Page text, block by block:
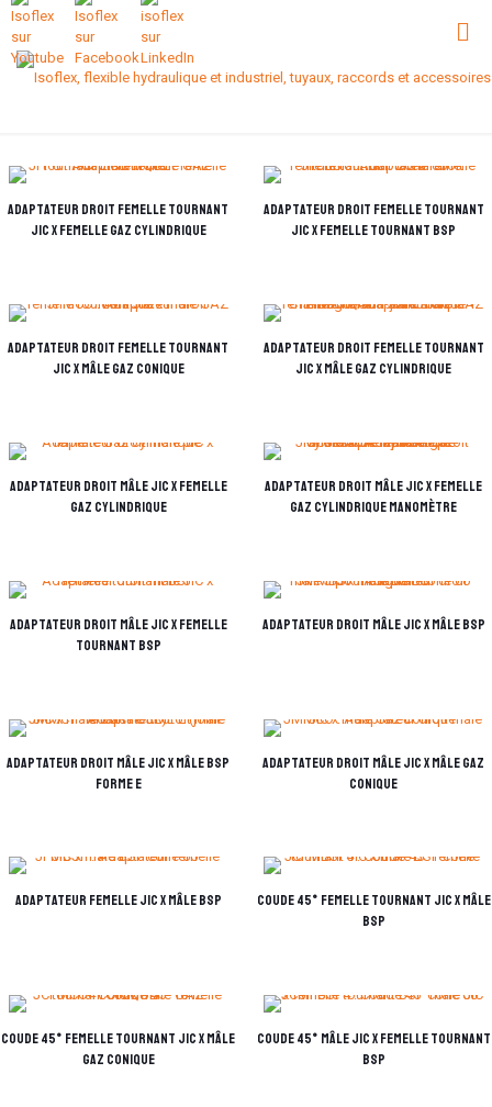
Adaptateur droit femelle tournant
JIC x femelle Gaz cylindrique
Adaptateur droit femelle tournant
JIC x femelle tournant BSP
Adaptateur droit femelle tournant
JIC x mâle GAZ Conique
Adaptateur droit femelle tournant
JIC x mâle Gaz cylindrique
Adaptateur droit mâle JIC x femelle
Gaz cylindrique
Adaptateur droit mâle JIC x femelle
Gaz cylindrique manomètre
Adaptateur droit mâle JIC x femelle
tournant BSP
Adaptateur droit mâle JIC x mâle BSP
Adaptateur droit mâle JIC x mâle BSP
forme E
Adaptateur droit mâle JIC x mâle Gaz
conique
Adaptateur femelle JIC x mâle BSP
Coude 45° femelle tournant JIC x mâle
BSP
Coude 45° femelle tournant JIC x mâle
Gaz conique
Coude 45° mâle JIC x femelle tournant
BSP